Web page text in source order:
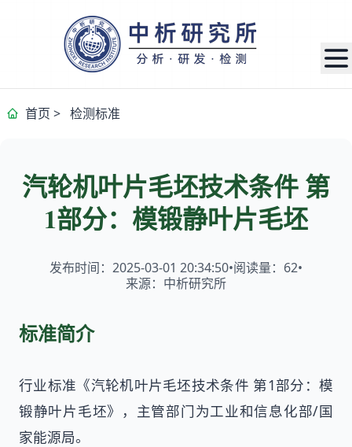
首页 > 检测标准
汽轮机叶片毛坯技术条件 第
1部分：模锻静叶片毛坯
发布时间：2025-03-01 20:34:50•阅读量： 62•
来源：中析研究所
标准简介
行业标准《汽轮机叶片毛坯技术条件 第1部分：模
锻静叶片毛坯》，主管部门为工业和信息化部/国
家能源局。